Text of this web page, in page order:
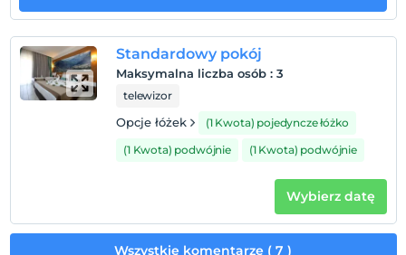
Pokaż na mapie
Przed 12:00
Standardowy pokój
Maksymalna liczba osób : 3
telewizor
Opcje łóżek
(1 Kwota) pojedyncze łóżko
(1 Kwota) podwójnie
(1 Kwota) podwójnie
Wybierz datę
Wszystkie komentarze ( 7 )